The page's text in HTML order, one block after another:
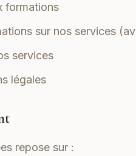
formations
sur nos services
services
légales
repose sur :